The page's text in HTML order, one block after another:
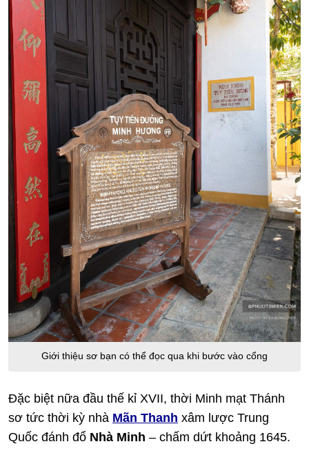
Giới thiệu sơ bạn có thể đọc qua khi bước vào cổng
Đặc biệt nữa đầu thế kỉ XVII, thời Minh mạt Thánh
sơ tức thời kỳ nhà Mãn Thanh xâm lược Trung
Quốc đánh đổ Nhà Minh – chấm dứt khoảng 1645.